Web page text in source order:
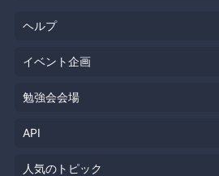
ヘルプ
イベント企画
勉強会会場
API
人気のトピック